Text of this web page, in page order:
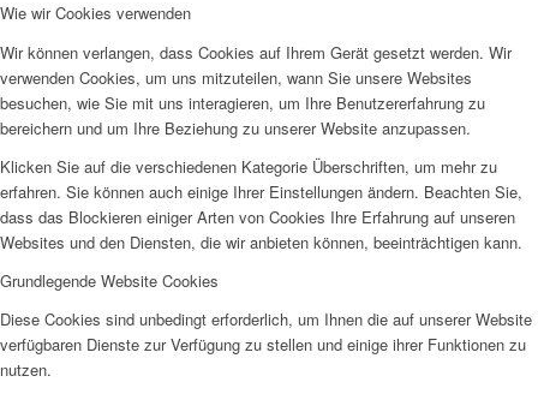
Wie wir Cookies verwenden
Wir können verlangen, dass Cookies auf Ihrem Gerät gesetzt werden. Wir
verwenden Cookies, um uns mitzuteilen, wann Sie unsere Websites
besuchen, wie Sie mit uns interagieren, um Ihre Benutzererfahrung zu
bereichern und um Ihre Beziehung zu unserer Website anzupassen.
Klicken Sie auf die verschiedenen Kategorie Überschriften, um mehr zu
erfahren. Sie können auch einige Ihrer Einstellungen ändern. Beachten Sie,
dass das Blockieren einiger Arten von Cookies Ihre Erfahrung auf unseren
Websites und den Diensten, die wir anbieten können, beeinträchtigen kann.
Grundlegende Website Cookies
Diese Cookies sind unbedingt erforderlich, um Ihnen die auf unserer Website
verfügbaren Dienste zur Verfügung zu stellen und einige ihrer Funktionen zu
nutzen.